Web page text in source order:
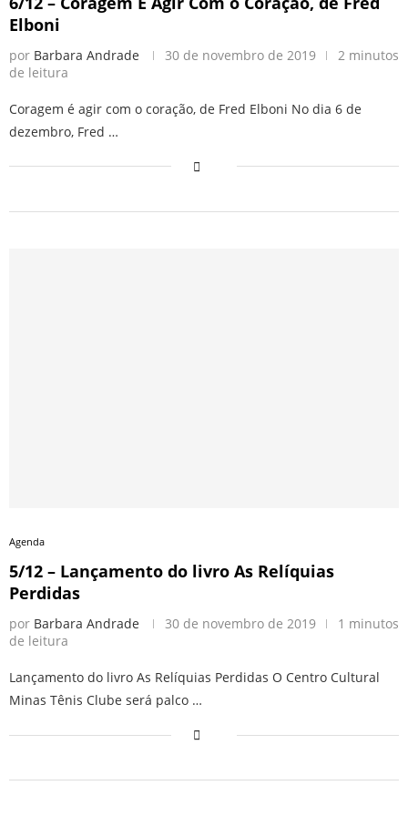
Elboni
por Barbara Andrade 30 de novembro de 2019
2 minutos
de leitura
Coragem é agir com o coração, de Fred Elboni No dia 6 de
dezembro, Fred …
Agenda
5/12 – Lançamento do livro As Relíquias
Perdidas
por Barbara Andrade 30 de novembro de 2019
1 minutos
de leitura
Lançamento do livro As Relíquias Perdidas O Centro Cultural
Minas Tênis Clube será palco …